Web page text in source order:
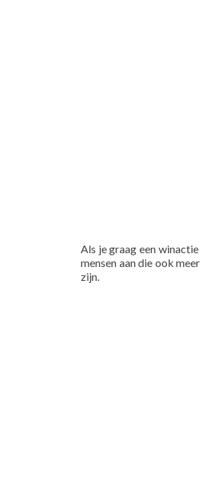
Als je graag een
mensen aan die ook
zijn.